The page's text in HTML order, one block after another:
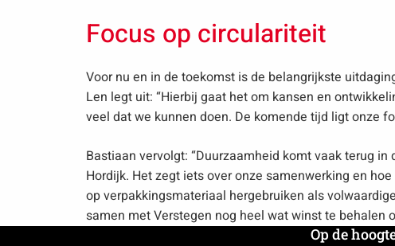
Focus op circulariteit
Voor nu en in de toekomst is de belangrijkste
Len legt uit: “Hierbij gaat het om kansen en
veel dat we kunnen doen. De komende tijd ligt onze
Bastiaan vervolgt: “Duurzaamheid komt vaak terug
Hordijk. Het zegt iets over onze samenwerking en
op verpakkingsmateriaal hergebruiken als
samen met Verstegen nog heel wat winst te behalen
Op de